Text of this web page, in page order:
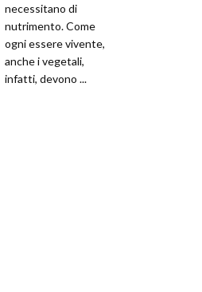
necessitano di
nutrimento. Come
ogni essere vivente,
anche i vegetali,
infatti, devono ...